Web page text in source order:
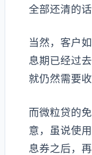
全部还清的
当然，客户
息期已经过
就仍然需要
而微粒贷的
意，虽说使
息券之后，